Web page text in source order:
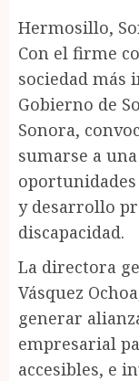
Hermosillo,
Con el firme
sociedad más
Gobierno de
Sonora,
sumarse a
y desarrollo
discapacidad.
La directora
Vásquez
generar
empresarial
accesibles, e